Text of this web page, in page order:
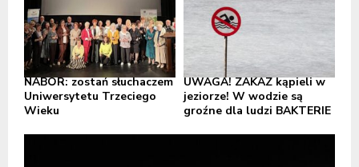
NABÓR: zostań słuchaczem
Uniwersytetu Trzeciego
Wieku
UWAGA! ZAKAZ kąpieli w
jeziorze! W wodzie są
groźne dla ludzi BAKTERIE